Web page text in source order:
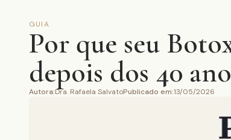
GUIA
Por que seu
depois dos 40
Autora:Dra. Rafaela SalvatoPublicado em:13/05/2026